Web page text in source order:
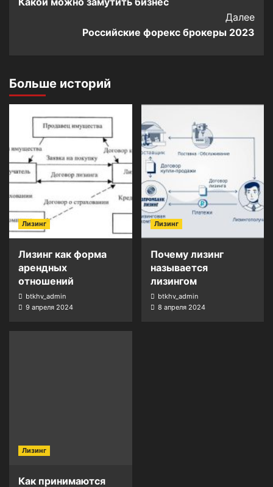
Navigation
Далее
Российские форекс брокеры 2023
Больше историй
Лизинг
Лизинг как форма
арендных
отношений
btkhv_admin
9 апреля 2024
Лизинг
Почему лизинг
называется
лизингом
btkhv_admin
8 апреля 2024
Лизинг
Как принимаются